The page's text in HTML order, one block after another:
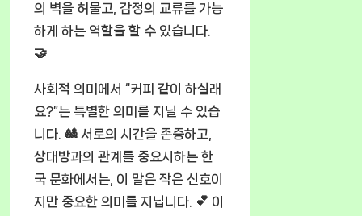
의 벽을 허물고, 감정의 교류를 가능
하게 하는 역할을 할 수 있습니다.
🤝
사회적 의미에서 “커피 같이 하실래
요?”는 특별한 의미를 지닐 수 있습
니다. 🎎 서로의 시간을 존중하고,
상대방과의 관계를 중요시하는 한
국 문화에서는, 이 말은 작은 신호이
지만 중요한 의미를 지닙니다. 💕 이